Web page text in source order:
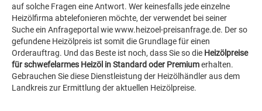
auf solche Fragen eine Antwort. Wer keinesfalls jede einzelne
Heizölfirma abtelefonieren möchte, der verwendet bei seiner
Suche ein Anfrageportal wie www.heizoel-preisanfrage.de. Der so
gefundene Heizölpreis ist somit die Grundlage für einen
Orderauftrag. Und das Beste ist noch, dass Sie so die Heizölpreise
für schwefelarmes Heizöl in Standard oder Premiumerhalten.
Gebrauchen Sie diese Dienstleistung der Heizölhändler aus dem
Landkreis zur Ermittlung der aktuellen Heizölpreise.